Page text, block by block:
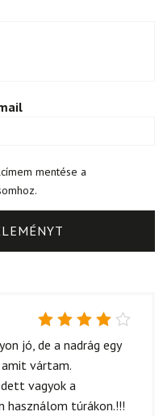
mentése a
Értékelés:
jó, de a nadrág egy
vártam.
vagyok a
használom túrákon.!!!